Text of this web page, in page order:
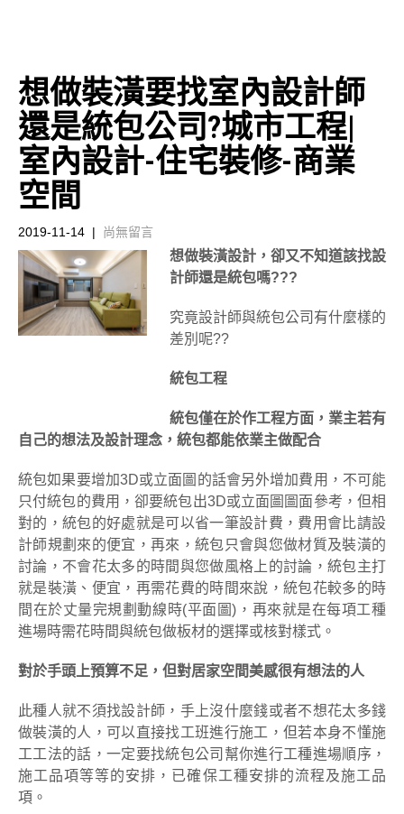
想做裝潢要找室內設計師
還是統包公司?城市工程|
室內設計-住宅裝修-商業
空間
2019-11-14 | 尚無留言
想做裝潢設計，卻又不知道該找設
計師還是統包嗎???
究竟設計師與統包公司有什麼樣的
差別呢??
統包工程
統包僅在於作工程方面，業主若有
自己的想法及設計理念，統包都能依業主做配合
統包如果要增加3D或立面圖的話會另外增加費用，不可能
只付統包的費用，卻要統包出3D或立面圖圖面參考，但相
對的，統包的好處就是可以省一筆設計費，費用會比請設
計師規劃來的便宜，再來，統包只會與您做材質及裝潢的
討論，不會花太多的時間與您做風格上的討論，統包主打
就是裝潢、便宜，再需花費的時間來說，統包花較多的時
間在於丈量完規劃動線時(平面圖)，再來就是在每項工種
進場時需花時間與統包做板材的選擇或核對樣式。
對於手頭上預算不足，但對居家空間美感很有想法的人
此種人就不須找設計師，手上沒什麼錢或者不想花太多錢
做裝潢的人，可以直接找工班進行施工，但若本身不懂施
工工法的話，一定要找統包公司幫你進行工種進場順序，
施工品項等等的安排，已確保工種安排的流程及施工品
項。